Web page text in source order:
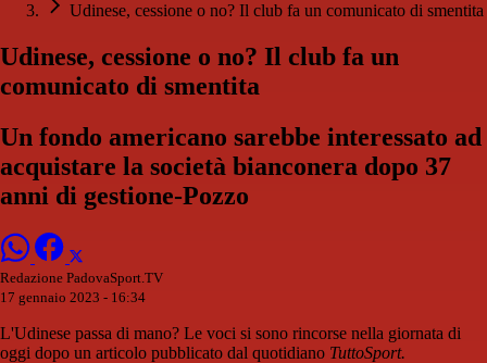
Udinese, cessione o no? Il club fa un comunicato di smentita
Udinese, cessione o no? Il club fa un
comunicato di smentita
Un fondo americano sarebbe interessato ad
acquistare la società bianconera dopo 37
anni di gestione-Pozzo
Redazione PadovaSport.TV
17 gennaio 2023 - 16:34
L'Udinese passa di mano? Le voci si sono rincorse nella giornata di
oggi dopo un articolo pubblicato dal quotidiano TuttoSport.